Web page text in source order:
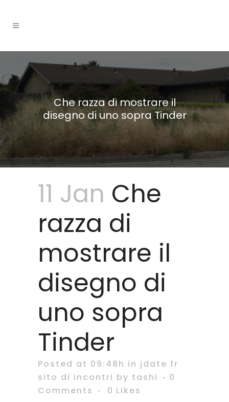
Che razza di mostrare il
disegno di uno sopra Tinder
11 Jan Che
razza di
mostrare il
disegno di
uno sopra
Tinder
Posted at 09:48h in jdate fr
sito di incontri by tashi
0
Comments
0 Likes